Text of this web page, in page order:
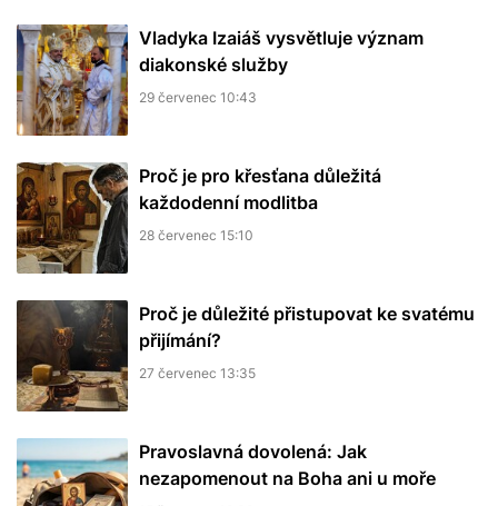
Vladyka Izaiáš vysvětluje význam
diakonské služby
29 červenec 10:43
Proč je pro křesťana důležitá
každodenní modlitba
28 červenec 15:10
Proč je důležité přistupovat ke svatému
přijímání?
27 červenec 13:35
Pravoslavná dovolená: Jak
nezapomenout na Boha ani u moře